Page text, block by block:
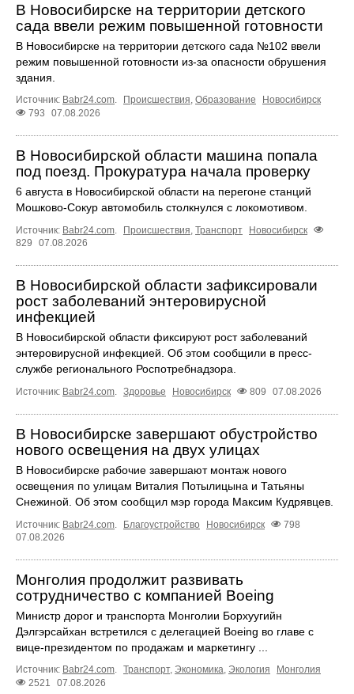
В Новосибирске на территории детского
сада ввели режим повышенной готовности
В Новосибирске на территории детского сада №102 ввели
режим повышенной готовности из-за опасности обрушения
здания.
Источник: Babr24.com. Происшествия, Образование
Новосибирск
793
07.08.2026
В Новосибирской области машина попала
под поезд. Прокуратура начала проверку
6 августа в Новосибирской области на перегоне станций
Мошково-Сокур автомобиль столкнулся с локомотивом.
Источник: Babr24.com. Происшествия, Транспорт
Новосибирск
829
07.08.2026
В Новосибирской области зафиксировали
рост заболеваний энтеровирусной
инфекцией
В Новосибирской области фиксируют рост заболеваний
энтеровирусной инфекцией. Об этом сообщили в пресс-
службе регионального Роспотребнадзора.
Источник: Babr24.com. Здоровье Новосибирск 809 07.08.2026
В Новосибирске завершают обустройство
нового освещения на двух улицах
В Новосибирске рабочие завершают монтаж нового
освещения по улицам Виталия Потылицына и Татьяны
Снежиной. Об этом сообщил мэр города Максим Кудрявцев.
Источник: Babr24.com. Благоустройство Новосибирск
798
07.08.2026
Монголия продолжит развивать
сотрудничество с компанией Boeing
Министр дорог и транспорта Монголии Борхуугийн
Дэлгэрсайхан встретился с делегацией Boeing во главе с
вице-президентом по продажам и маркетингу ...
Источник: Babr24.com. Транспорт, Экономика, Экология
Монголия
2521
07.08.2026